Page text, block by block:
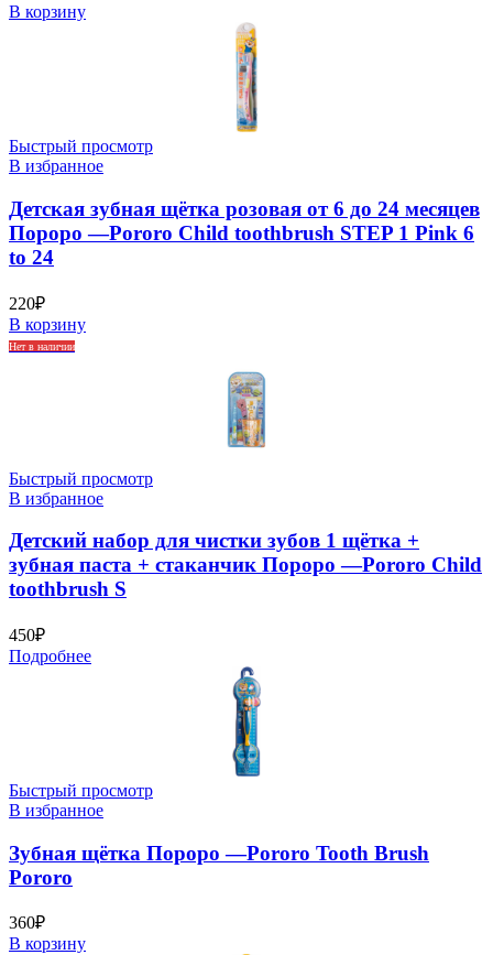
В корзину
Быстрый просмотр
В избранное
Детская зубная щётка розовая от 6 до 24 месяцев
Пороро —Pororo Child toothbrush STEP 1 Pink 6
to 24
220₽
В корзину
Нет в наличии
Быстрый просмотр
В избранное
Детский набор для чистки зубов 1 щётка +
зубная паста + стаканчик Пороро —Pororo Child
toothbrush S
450₽
Подробнее
Быстрый просмотр
В избранное
Зубная щётка Пороро —Pororo Tooth Brush
Pororo
360₽
В корзину